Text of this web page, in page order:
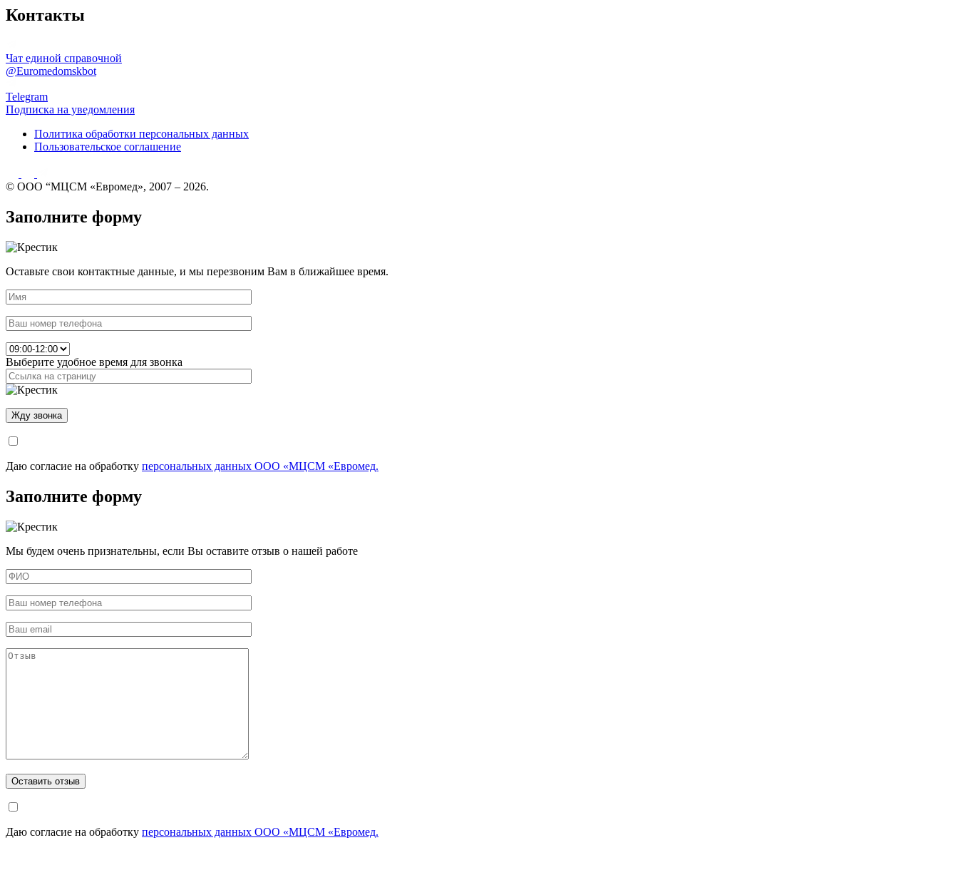
Контакты
Чат единой справочной
@Euromedomskbot
Telegram
Подписка на уведомления
Политика обработки персональных данных
Пользовательское соглашение
© ООО “МЦСМ «Евромед», 2007 – 2026.
Заполните форму
Оставьте свои контактные данные, и мы перезвоним Вам в ближайшее время.
Выберите удобное время для звонка
Даю согласие на обработку персональных данных ООО «МЦСМ «Евромед.
Заполните форму
Мы будем очень признательны, если Вы оставите отзыв о нашей работе
Даю согласие на обработку персональных данных ООО «МЦСМ «Евромед.